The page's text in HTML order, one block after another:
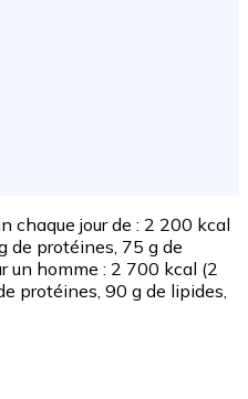
chaque jour de : 2 200 kcal
de protéines, 75 g de
un homme : 2 700 kcal (2
protéines, 90 g de lipides,